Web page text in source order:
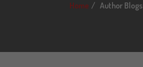
Home Author Blogs